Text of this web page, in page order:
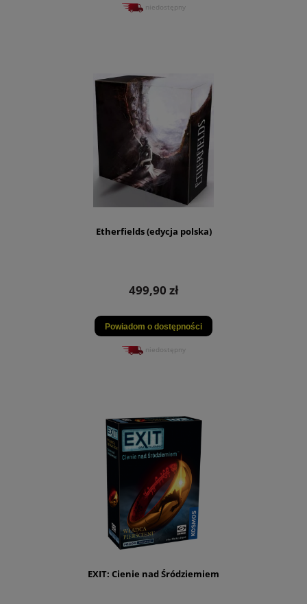
niedostępny
Etherfields (edycja polska)
499,90 zł
Powiadom o dostępności
niedostępny
EXIT: Cienie nad Śródziemiem